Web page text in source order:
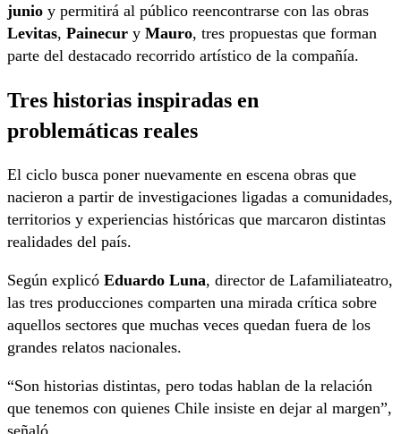
junio y permitirá al público reencontrarse con las obras
Levitas, Painecur y Mauro, tres propuestas que forman
parte del destacado recorrido artístico de la compañía.
Tres historias inspiradas en
problemáticas reales
El ciclo busca poner nuevamente en escena obras que
nacieron a partir de investigaciones ligadas a comunidades,
territorios y experiencias históricas que marcaron distintas
realidades del país.
Según explicó Eduardo Luna, director de Lafamiliateatro,
las tres producciones comparten una mirada crítica sobre
aquellos sectores que muchas veces quedan fuera de los
grandes relatos nacionales.
“Son historias distintas, pero todas hablan de la relación
que tenemos con quienes Chile insiste en dejar al margen”,